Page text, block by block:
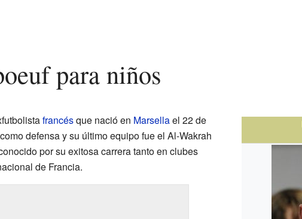
para niños
francésque nació en Marsellael 22 de
defensa y su último equipo fue el Al-Wakrah
por su exitosa carrera tanto en clubes
de Francia.